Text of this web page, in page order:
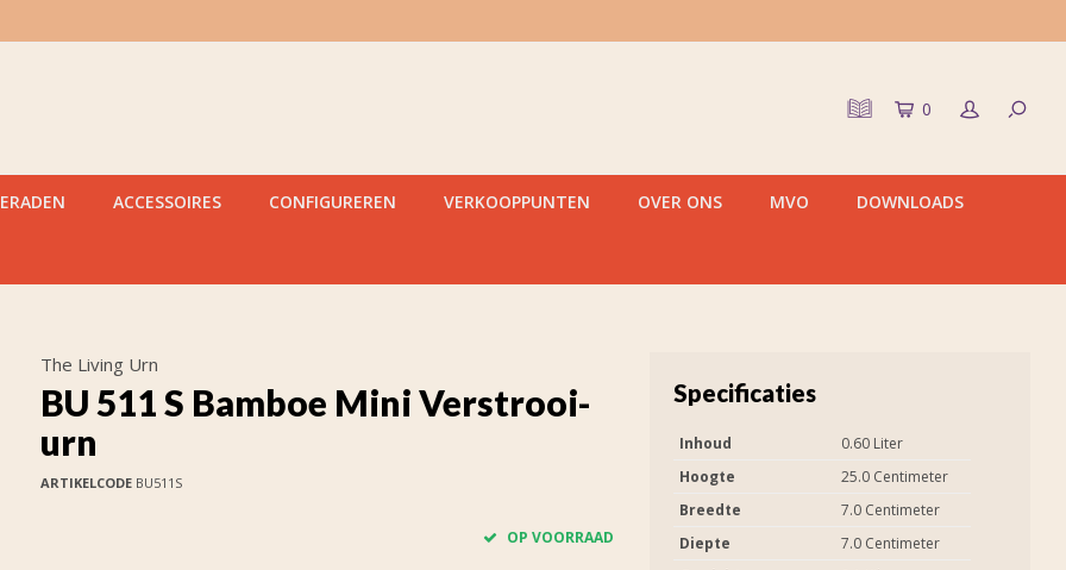
0
ACCESSOIRES CONFIGUREREN VERKOOPPUNTEN OVER ONS MVO DOWNLOADS
The Living Urn
BU 511 S Bamboe Mini Verstrooi-
urn
ARTIKELCODEBU511S
OP VOORRAAD
Specificaties
Inhoud
0.60 Liter
Hoogte
25.0 Centimeter
Breedte
7.0 Centimeter
Diepte
7.0 Centimeter